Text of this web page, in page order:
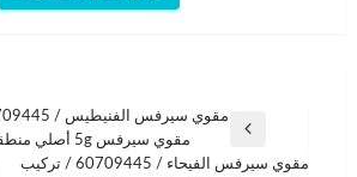
المقالات
المقالة
السابقة
مقوي سيرفس 5g أصلي منطقة الفنيطيس
مقوي سيرفس الفيحاء / 60709445 / تركيب